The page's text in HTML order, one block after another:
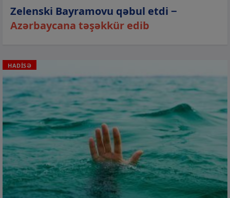
Zelenski Bayramovu qəbul etdi −
Azərbaycana təşəkkür edib
HADİSƏ